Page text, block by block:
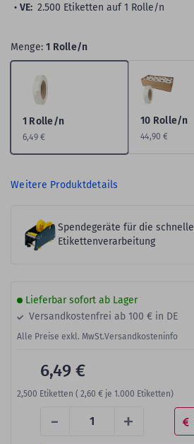
VE: 2.500 Etiketten auf 1 Rolle/n
Menge:1 Rolle/n
1 Rolle/n
6,49 €
10 Rolle/n
44,90 €
Weitere Produktdetails
Spendegeräte für die schnelle
Etikettenverarbeitung
Lieferbar sofort ab Lager
Versandkostenfrei ab 100 € in DE
Alle Preise exkl. MwSt.Versandkosteninfo
- +
6,49 €
2,500 Etiketten ( 2,60 € je 1.000 Etiketten)